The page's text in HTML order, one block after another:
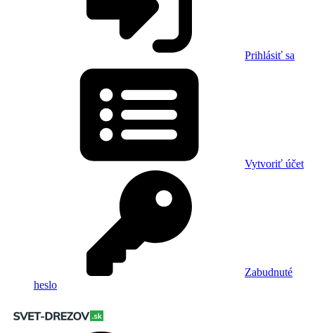
Prihlásiť sa
Vytvoriť účet
Zabudnuté
heslo